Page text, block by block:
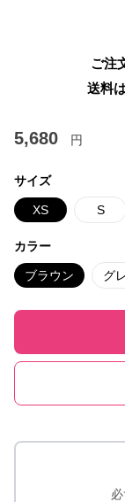
ご注
送料
5,680 円
サイズ
XS S
カラー
ブラウン グ